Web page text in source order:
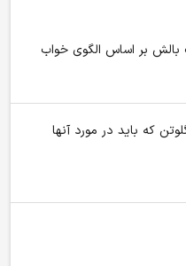
بالش بر اساس الگوی خواب
که باید در مورد آنها